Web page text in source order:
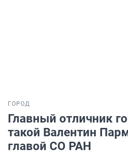
ГОРОД
Главный отличник
такой Валентин
главой СО РАН